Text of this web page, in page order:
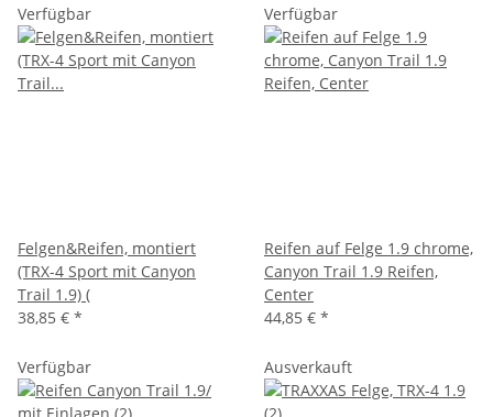
Verfügbar
Felgen&Reifen, montiert
(TRX-4 Sport mit Canyon
Trail 1.9) (
38,85 € *
Verfügbar
Reifen auf Felge 1.9 chrome,
Canyon Trail 1.9 Reifen,
Center
44,85 € *
Verfügbar Ausverkauft